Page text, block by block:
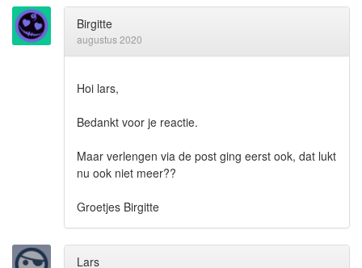
Birgitte
augustus 2020
Hoi lars,
Bedankt voor je reactie.
Maar verlengen via de post ging eerst ook, dat lukt
nu ook niet meer??
Groetjes Birgitte
Lars